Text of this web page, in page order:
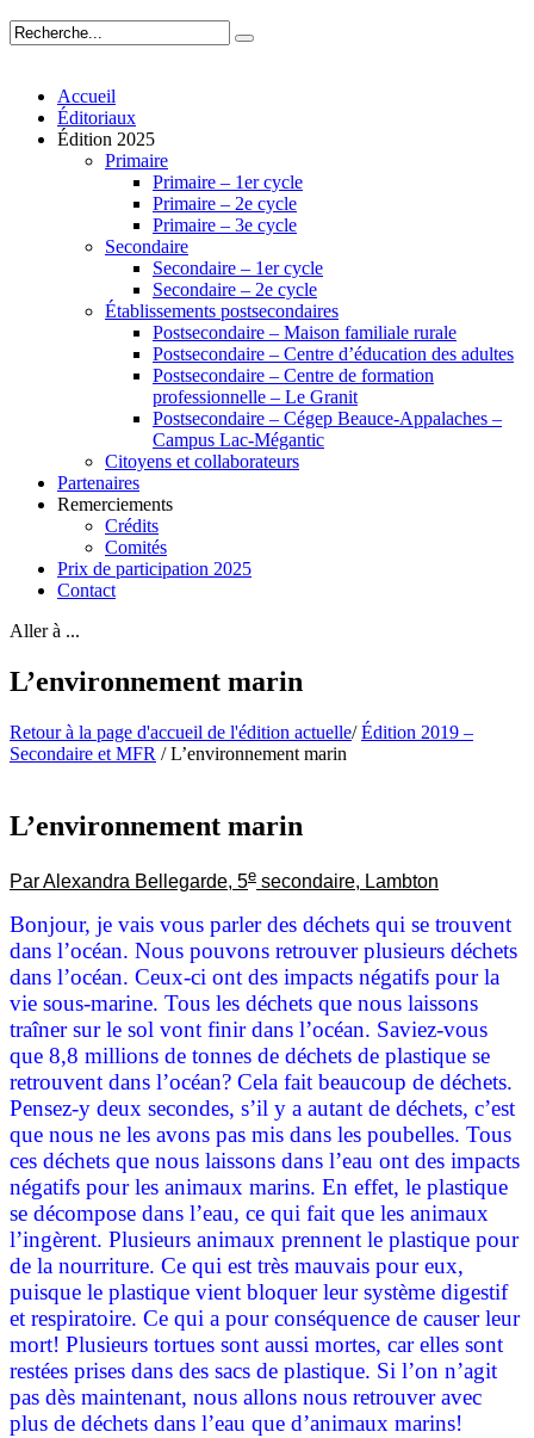
Accueil
Éditoriaux
Édition 2025
Primaire
Primaire – 1er cycle
Primaire – 2e cycle
Primaire – 3e cycle
Secondaire
Secondaire – 1er cycle
Secondaire – 2e cycle
Établissements postsecondaires
Postsecondaire – Maison familiale rurale
Postsecondaire – Centre d’éducation des adultes
Postsecondaire – Centre de formation
professionnelle – Le Granit
Postsecondaire – Cégep Beauce-Appalaches –
Campus Lac-Mégantic
Citoyens et collaborateurs
Partenaires
Remerciements
Crédits
Comités
Prix de participation 2025
Contact
Aller à ...
L’environnement marin
Retour à la page d'accueil de l'édition actuelle/ Édition 2019 –
Secondaire et MFR / L’environnement marin
L’environnement marin
Par Alexandra Bellegarde, 5e secondaire, Lambton
Bonjour, je vais vous parler des déchets qui se trouvent
dans l’océan. Nous pouvons retrouver plusieurs déchets
dans l’océan. Ceux-ci ont des impacts négatifs pour la
vie sous-marine. Tous les déchets que nous laissons
traîner sur le sol vont finir dans l’océan. Saviez-vous
que 8,8 millions de tonnes de déchets de plastique se
retrouvent dans l’océan? Cela fait beaucoup de déchets.
Pensez-y deux secondes, s’il y a autant de déchets, c’est
que nous ne les avons pas mis dans les poubelles. Tous
ces déchets que nous laissons dans l’eau ont des impacts
négatifs pour les animaux marins. En effet, le plastique
se décompose dans l’eau, ce qui fait que les animaux
l’ingèrent. Plusieurs animaux prennent le plastique pour
de la nourriture. Ce qui est très mauvais pour eux,
puisque le plastique vient bloquer leur système digestif
et respiratoire. Ce qui a pour conséquence de causer leur
mort! Plusieurs tortues sont aussi mortes, car elles sont
restées prises dans des sacs de plastique. Si l’on n’agit
pas dès maintenant, nous allons nous retrouver avec
plus de déchets dans l’eau que d’animaux marins!